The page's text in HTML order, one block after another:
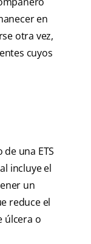
en
otra vez,
cuyos
una ETS
incluye el
un
reduce el
úlcera o